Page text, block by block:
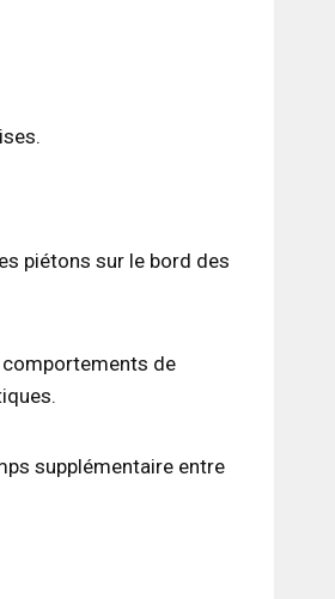
piétons sur le bord des
comportements de
supplémentaire entre